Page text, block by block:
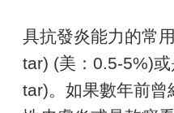
具抗發炎能力的常
tar) (美：0.5-5%)
tar)。如果數年前曾